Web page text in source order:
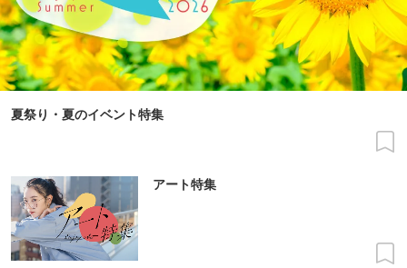
夏祭り・夏のイベント特集
アート特集